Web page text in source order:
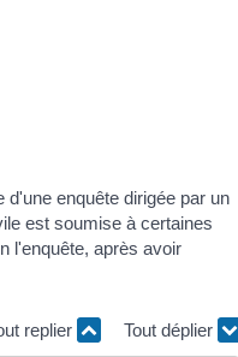
d'une enquête dirigée par un
est soumise à certaines
l'enquête, après avoir
replier Tout déplier